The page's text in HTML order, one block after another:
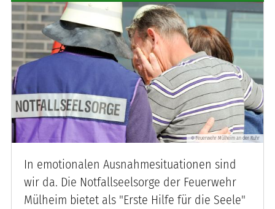
©Feuerwehr Mülheim an der Ruhr
In emotionalen Ausnahmesituationen sind
wir da. Die Notfallseelsorge der Feuerwehr
Mülheim bietet als "Erste Hilfe für die Seele"